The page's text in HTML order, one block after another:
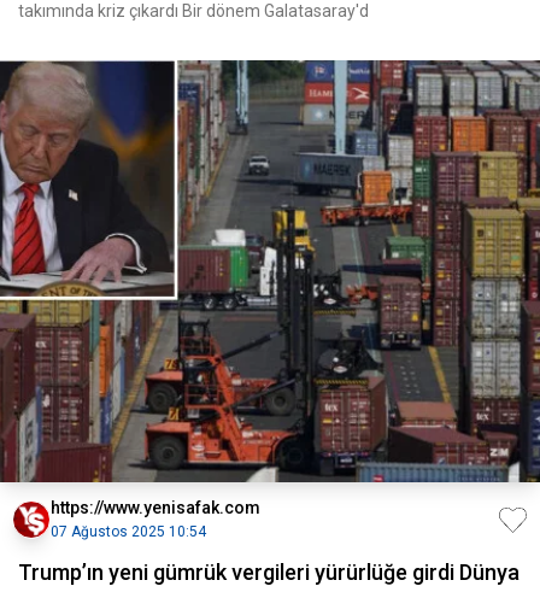
takımında kriz çıkardı Bir dönem Galatasaray'd
https://www.yenisafak.com
07 Ağustos 2025 10:54
Trump’ın yeni gümrük vergileri yürürlüğe girdi Dünya